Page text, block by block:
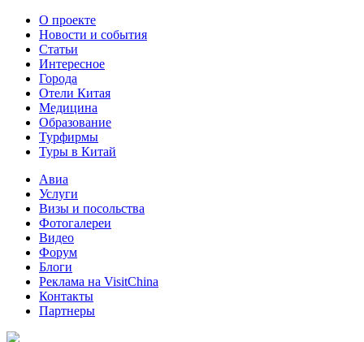
О проекте
Новости и события
Статьи
Интересное
Города
Отели Китая
Медицина
Образование
Турфирмы
Туры в Китай
Авиа
Услуги
Визы и посольства
Фотогалереи
Видео
Форум
Блоги
Реклама на VisitChina
Контакты
Партнеры